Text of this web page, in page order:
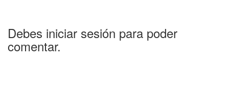
Debes iniciar sesión para poder
comentar.